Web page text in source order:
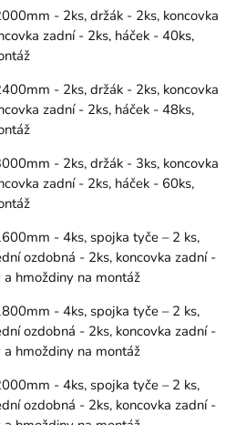
- 2ks, držák - 2ks, koncovka
zadní - 2ks, háček - 40ks,
- 2ks, držák - 2ks, koncovka
zadní - 2ks, háček - 48ks,
- 2ks, držák - 3ks, koncovka
zadní - 2ks, háček - 60ks,
- 4ks, spojka tyče – 2 ks,
ozdobná - 2ks, koncovka zadní -
hmoždiny na montáž
- 4ks, spojka tyče – 2 ks,
ozdobná - 2ks, koncovka zadní -
hmoždiny na montáž
- 4ks, spojka tyče – 2 ks,
ozdobná - 2ks, koncovka zadní -